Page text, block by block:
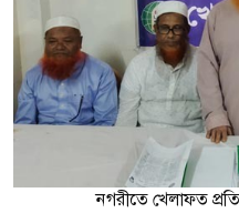
নগরীতে খেলাফত